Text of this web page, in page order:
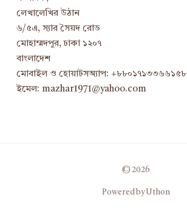
লেখালেখির উঠান
৬/৫এ, স্যার সৈয়দ রোড
মোহাম্মদপুর, ঢাকা ১২০৭
বাংলাদেশ
মোবাইল ও হোয়াটসঅ্যাপ: +৮৮০১৭১৩৩৬৬১৫৮
ইমেল: mazhar1971@yahoo.com
© 2026
Powered by Uthon